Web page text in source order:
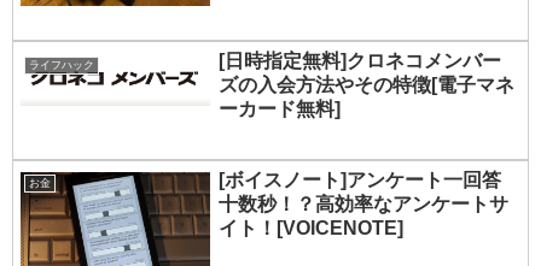
ライフハック
[日時指定無料]クロネコメンバー
ズの入会方法やその特徴[電子マネ
ーカード無料]
お金
[ボイスノート]アンケート一回答
十数秒！？高効率なアンケートサ
イト！[VOICENOTE]